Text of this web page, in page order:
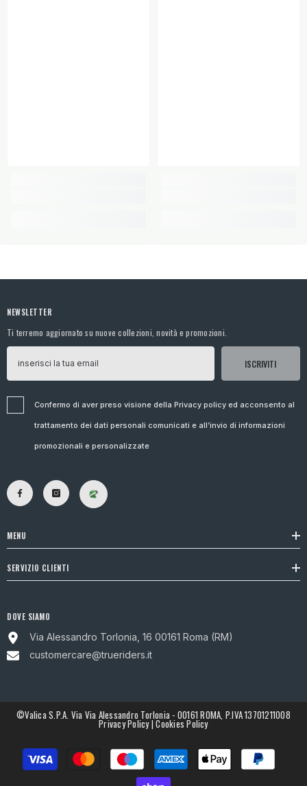
NEWSLETTER
Ti terremo aggiornato su nuove collezioni, novità e promozioni.
ISCRIVITI
Confermo di aver preso visione della Privacy policy ed acconsento al
trattamento dei dati personali comunicati e all’invio di informazioni
promozionali e personalizzate
MENU
SERVIZIO CLIENTI
DOVE SIAMO
Via Alessandro Torlonia, 16 00161 Roma (RM)
customercare@trueriders.it
©Valica S.p.A. Via Via Alessandro Torlonia - 00161 ROMA, P.IVA 13701211008
Privacy Policy|Cookies Policy
Metodi
di
pagamento